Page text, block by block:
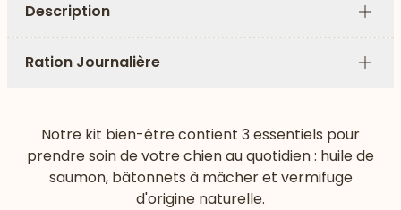
Description
Plus
Ration Journalière
Plus
Notre kit bien-être contient 3 essentiels pour
prendre soin de votre chien au quotidien : huile de
saumon, bâtonnets à mâcher et vermifuge
d'origine naturelle.